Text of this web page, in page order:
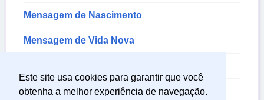
Este site usa cookies para garantir que você
obtenha a melhor experiência de navegação.
Mensagem de Nascimento
Mensagem de Vida Nova
Mensagem de Tristeza